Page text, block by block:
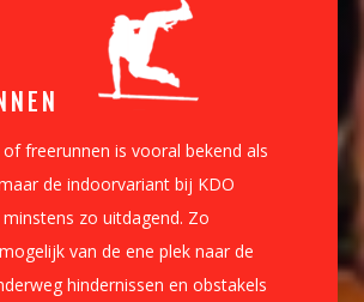
of freerunnen is vooral bekend als
de indoorvariant bij KDO
zo uitdagend. Zo
van de ene plek naar de
hindernissen en obstakels